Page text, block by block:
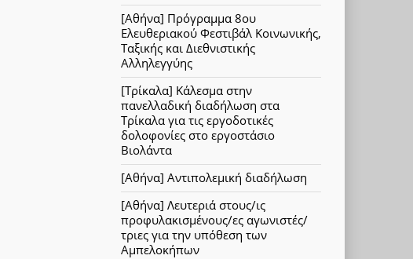
[Αθήνα] Πρόγραμμα 8ου
Ελευθεριακού Φεστιβάλ Κοινωνικής,
Ταξικής και Διεθνιστικής
Αλληλεγγύης
[Τρίκαλα] Κάλεσμα στην
πανελλαδική διαδήλωση στα
Τρίκαλα για τις εργοδοτικές
δολοφονίες στο εργοστάσιο
Βιολάντα
[Αθήνα] Αντιπολεμική διαδήλωση
[Αθήνα] Λευτεριά στους/ις
προφυλακισμένους/ες αγωνιστές/
τριες για την υπόθεση των
Αμπελοκήπων